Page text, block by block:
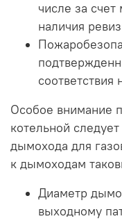
числе за
наличия
соответствия
Особое внимание
котельной
дымохода для
к дымоходам
Диаметр
выходному